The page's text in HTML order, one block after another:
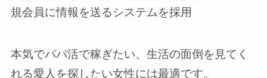
規会員に情報を送るシステムを採用
本気でパパ活で稼ぎたい、生活の面倒を見てく
れる愛人を探したい女性には最適です。